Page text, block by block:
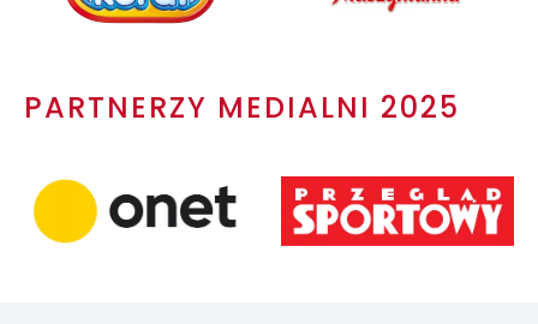
PARTNERZY MEDIALNI 2025